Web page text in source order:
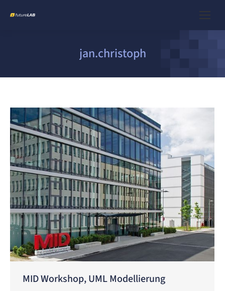
jan.christoph
MID Workshop, UML Modellierung